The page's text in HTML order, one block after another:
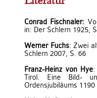
Conrad Fischnaler:
in: Der Schlern 1925,
Werner Fuchs: Zwei
Schlern 2007, S. 66
Franz-Heinz von Hye:
Tirol. Eine Bild-
Ordensjubiläums